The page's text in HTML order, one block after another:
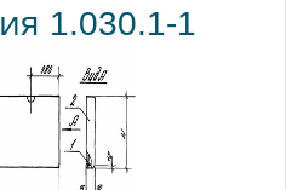
1.030.1-1